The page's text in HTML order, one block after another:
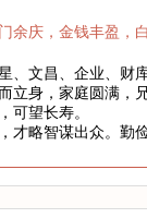
余庆，金钱丰盈，
、文昌、企业、财
立身，家庭圆满，
可望长寿。
才略智谋出众。勤